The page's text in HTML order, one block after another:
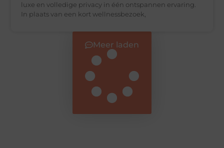
luxe en volledige privacy in één ontspannen ervaring.
In plaats van een kort wellnessbezoek,
Meer laden